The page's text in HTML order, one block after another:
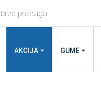
AKCIJA GUME